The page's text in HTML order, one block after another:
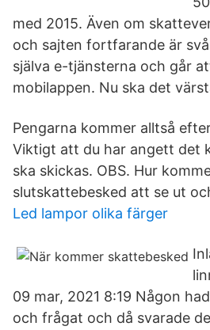
med 2015. Även om
och sajten fortfarande är
själva e-tjänsterna och går
mobilappen. Nu ska det
Pengarna kommer alltså
Viktigt att du har angett det
ska skickas. OBS. Hur
slutskattebesked att se ut
Led lampor olika färger
09 mar, 2021 8:19 Någon
och frågat och då svarade